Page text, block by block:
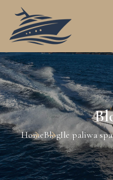
HomeBlogIle paliwa